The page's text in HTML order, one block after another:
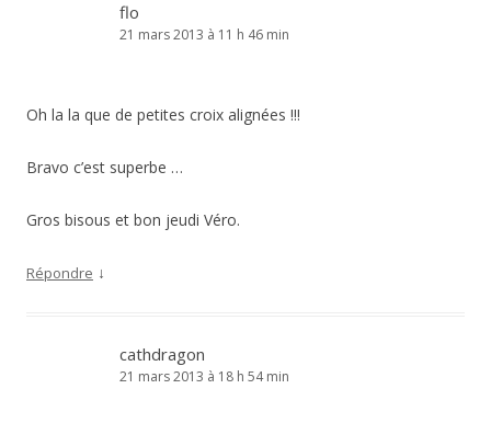
flo
21 mars 2013 à 11 h 46 min
Oh la la que de petites croix alignées !!!
Bravo c’est superbe …
Gros bisous et bon jeudi Véro.
Répondre ↓
cathdragon
21 mars 2013 à 18 h 54 min